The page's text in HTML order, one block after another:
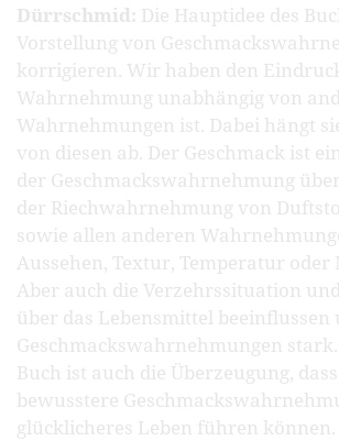
Dürrschmid: Die Hauptidee des
Vorstellung von
korrigieren. Wir haben den
Wahrnehmung unabhängig von
Wahrnehmungen ist. Dabei hängt
von diesen ab. Der Geschmack ist
der Geschmackswahrnehmung
der Riechwahrnehmung von
sowie allen anderen
Aussehen, Textur, Temperatur oder
Aber auch die Verzehrssituation
über das Lebensmittel beeinflussen
Geschmackswahrnehmungen
Buch ist auch die Überzeugung,
bewusstere
glücklicheres Leben führen können.